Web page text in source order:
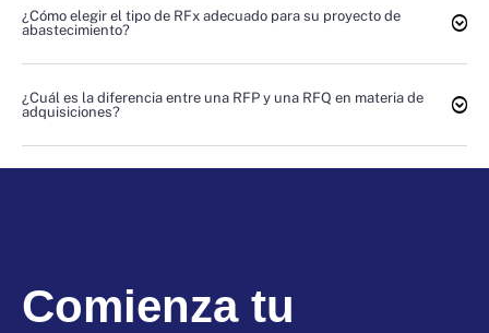
¿Cómo elegir el tipo de RFx adecuado para su proyecto de
abastecimiento?
¿Cuál es la diferencia entre una RFP y una RFQ en materia de
adquisiciones?
Comienza tu